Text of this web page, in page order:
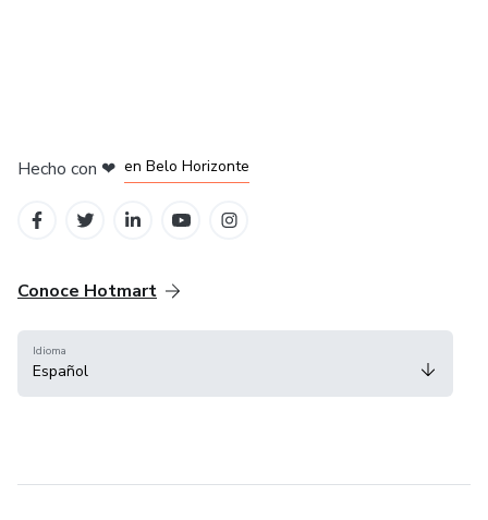
Hecho con ❤ en Belo Horizonte
Conoce Hotmart
Idioma
Español